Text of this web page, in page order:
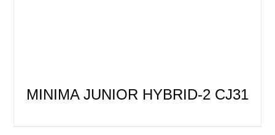
MINIMA JUNIOR HYBRID-2 CJ31